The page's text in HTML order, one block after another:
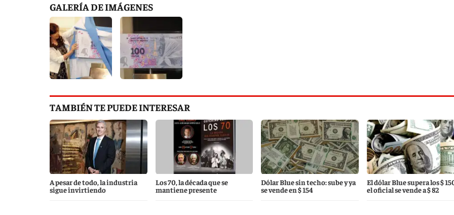
GALERÍA DE IMÁGENES
TAMBIÉN TE PUEDE INTERESAR
A pesar de todo, la industria
sigue invirtiendo
Los 70, la década que se
mantiene presente
Dólar Blue sin techo: sube y ya
se vende en $ 154
El dólar Blue supera los $
el oficial se vende a $ 82